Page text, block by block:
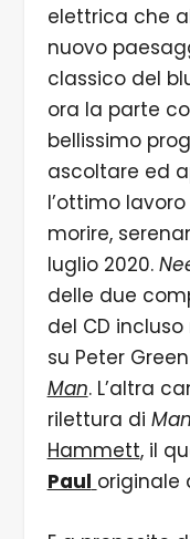
elettrica che
nuovo
classico del
ora la parte
bellissimo
ascoltare ed
l’ottimo
morire,
luglio 2020.
delle due
del CD
su Peter
Man. L’altra
rilettura di
Hammett, il
Paul originale